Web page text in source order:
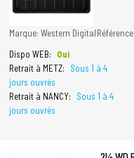
Marque: Western Digital
Dispo WEB:
Oui
Retrait à METZ:
Sous 1 à 4
jours ouvrés
Retrait à NANCY:
Sous 1 à 4
jours ouvrés